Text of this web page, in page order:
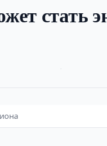
стать